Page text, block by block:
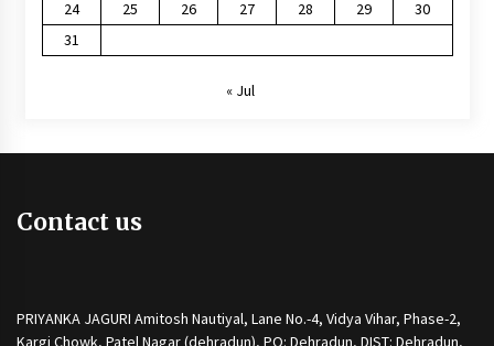
24
25 26 27 28 29
30
31
« Jul
Contact us
PRIYANKA JAGURI Amitosh Nautiyal, Lane No.-4, Vidya Vihar, Phase-2,
Kargi Chowk, Patel Nagar (dehradun), PO: Dehradun, DIST: Dehradun,